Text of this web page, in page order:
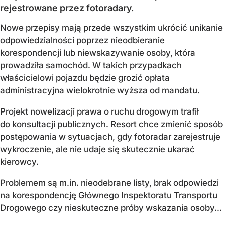
rejestrowane przez fotoradary.
Nowe przepisy mają przede wszystkim ukrócić unikanie
odpowiedzialności poprzez nieodbieranie
korespondencji lub niewskazywanie osoby, która
prowadziła samochód. W takich przypadkach
właścicielowi pojazdu będzie grozić opłata
administracyjna wielokrotnie wyższa od mandatu.
Projekt nowelizacji prawa o ruchu drogowym trafił
do konsultacji publicznych. Resort chce zmienić sposób
postępowania w sytuacjach, gdy fotoradar zarejestruje
wykroczenie, ale nie udaje się skutecznie ukarać
kierowcy.
Problemem są m.in. nieodebrane listy, brak odpowiedzi
na korespondencję Głównego Inspektoratu Transportu
Drogowego czy nieskuteczne próby wskazania osoby...